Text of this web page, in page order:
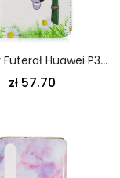
Skórzany Futerał Huawei P30 Etui Na Telefon Panda Na Bambusie
zł 57.70